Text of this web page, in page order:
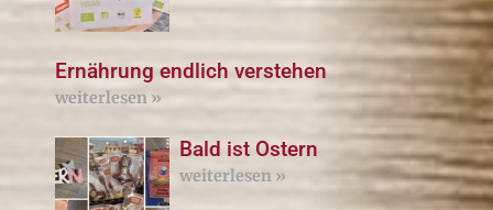
Ernährung endlich verstehen
weiterlesen »
Bald ist Ostern
weiterlesen »